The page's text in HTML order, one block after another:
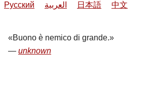
Русский
العربية 日本語 中文
Buono è nemico di grande.
unknown